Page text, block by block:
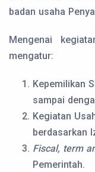
badan usaha
Mengenai
mengatur:
Kepemilikan
sampai
Kegiatan
berdasarkan
Fiscal, term
Pemerintah.